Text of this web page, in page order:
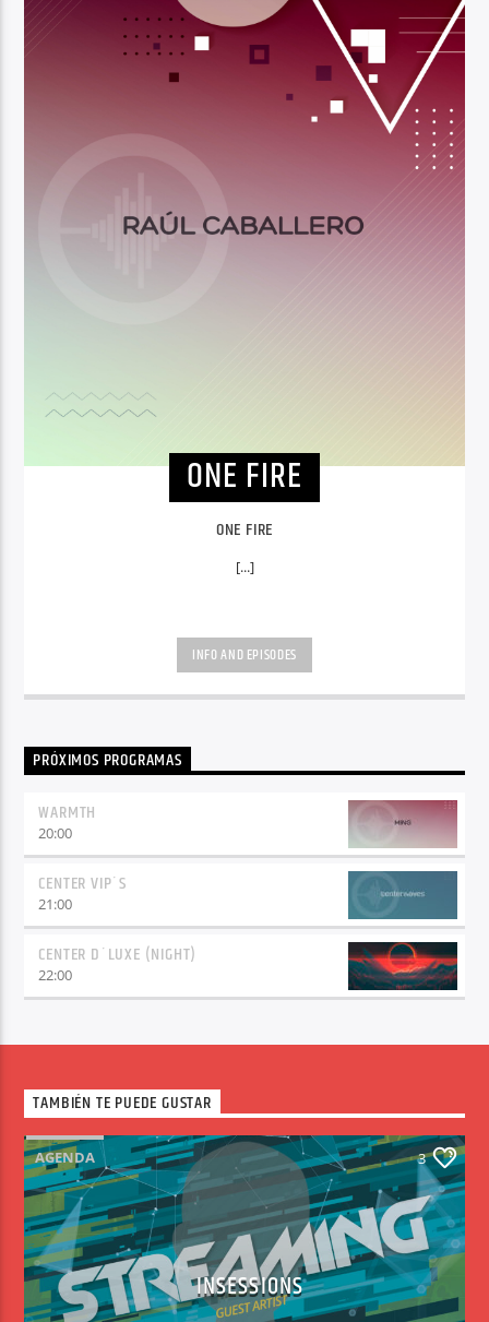
ONE FIRE
ONE FIRE
[...]
INFO AND EPISODES
PRÓXIMOS PROGRAMAS
WARMTH
20:00
CENTER VIP´S
21:00
CENTER D´LUXE (NIGHT)
22:00
TAMBIÉN TE PUEDE GUSTAR
AGENDA 3
INSESSIONS